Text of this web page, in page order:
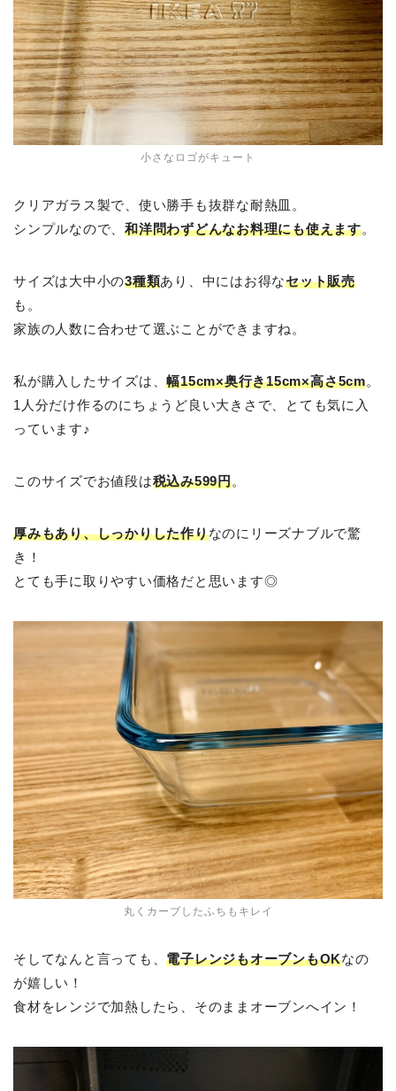
小さなロゴがキュート
クリアガラス製で、使い勝手も抜群な耐熱皿。
シンプルなので、和洋問わずどんなお料理にも使えます。
サイズは大中小の3種類あり、中にはお得なセット販売
も。
家族の人数に合わせて選ぶことができますね。
私が購入したサイズは、幅15cm×奥行き15cm×高さ5cm。
1人分だけ作るのにちょうど良い大きさで、とても気に入
っています♪
このサイズでお値段は税込み599円。
厚みもあり、しっかりした作りなのにリーズナブルで驚
き！
とても手に取りやすい価格だと思います◎
丸くカーブしたふちもキレイ
そしてなんと言っても、電子レンジもオーブンもOKなの
が嬉しい！
食材をレンジで加熱したら、そのままオーブンへイン！